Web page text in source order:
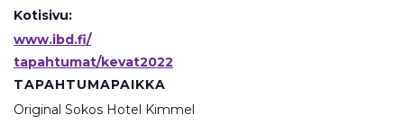
Kotisivu:
www.ibd.fi/
tapahtumat/kevat2022
TAPAHTUMAPAIKKA
Original Sokos Hotel Kimmel